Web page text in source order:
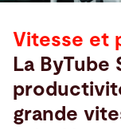
Vitesse et
La
grande